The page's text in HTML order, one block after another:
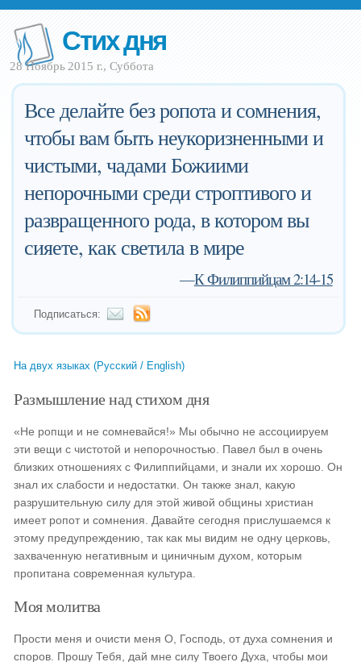
Стих дня
28 Ноябрь 2015 г., Суббота
Все делайте без ропота и сомнения,
чтобы вам быть неукоризненными и
чистыми, чадами Божиими
непорочными среди строптивого и
развращенного рода, в котором вы
сияете, как светила в мире
—К Филиппийцам 2:14-15
Подписаться:
На двух языках (Русский / English)
Размышление над стихом дня
«Не ропщи и не сомневайся!» Мы обычно не ассоциируем
эти вещи с чистотой и непорочностью. Павел был в очень
близких отношениях с Филиппийцами, и знали их хорошо. Он
знал их слабости и недостатки. Он также знал, какую
разрушительную силу для этой живой общины христиан
имеет ропот и сомнения. Давайте сегодня прислушаемся к
этому предупреждению, так как мы видим не одну церковь,
захваченную негативным и циничным духом, которым
пропитана современная культура.
Моя молитва
Прости меня и очисти меня О, Господь, от духа сомнения и
споров. Прошу Тебя, дай мне силу Твоего Духа, чтобы мои